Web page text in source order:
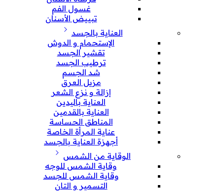
غسول الفم
تبييض الأسنان
العناية بالجسد
الإستحمام و الدوش
تقشير الجسد
ترطيب الجسد
شد الجسم
مزيل العرق
إزالة و نزع الشعر
العناية باليدين
العناية بالقدمين
المناطق الحساسة
عناية المرأة الخاصة
أجهزة العناية بالجسد
الوقاية من الشمس
وقاية الشمس للوجه
وقاية الشمس للجسد
التسمير و التان